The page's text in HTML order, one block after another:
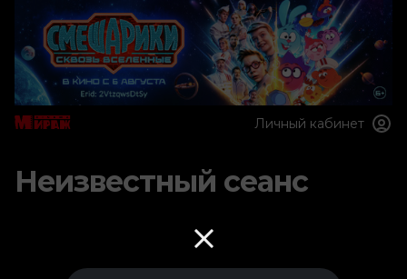
Личный кабинет
Неизвестный сеанс